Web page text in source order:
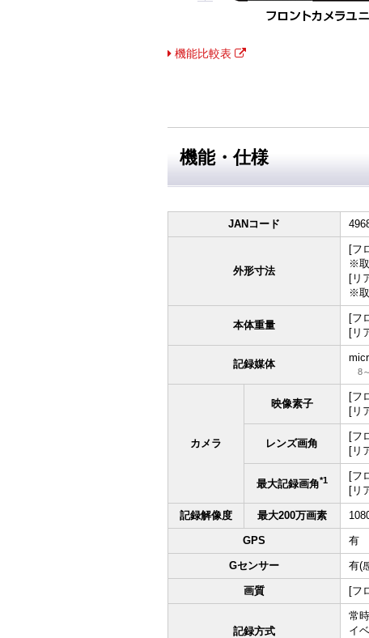
機能比較表
機能・仕様
JANコード
外形寸法
[フ
※取
[リ
※取
本体重量
[フ
[リ
記録媒体
8
カメラ
映像素子
[フ
[リ
レンズ画角
[フ
[リ
最大記録画角*1
[フ
[リ
記録解像度 最大200万画素
GPS 有
Gセンサー 有(
画質 [フ
記録方式
常
イ